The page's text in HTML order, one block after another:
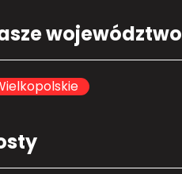
województwo